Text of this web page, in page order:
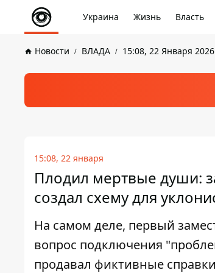
Украина Жизнь Власть
Новости ВЛАДА 15:08, 22 Января 2026
15:08, 22 января
Плодил мертвые души:
создал схему для
На самом деле, первый
вопрос подключения
продавал фиктивные